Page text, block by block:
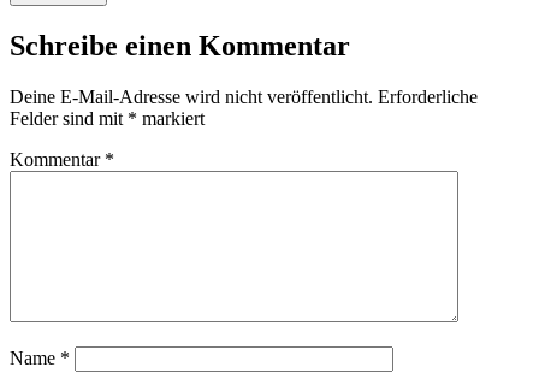
Schreibe einen Kommentar
Deine E-Mail-Adresse wird nicht veröffentlicht. Erforderliche
Felder sind mit * markiert
Kommentar *
Name *